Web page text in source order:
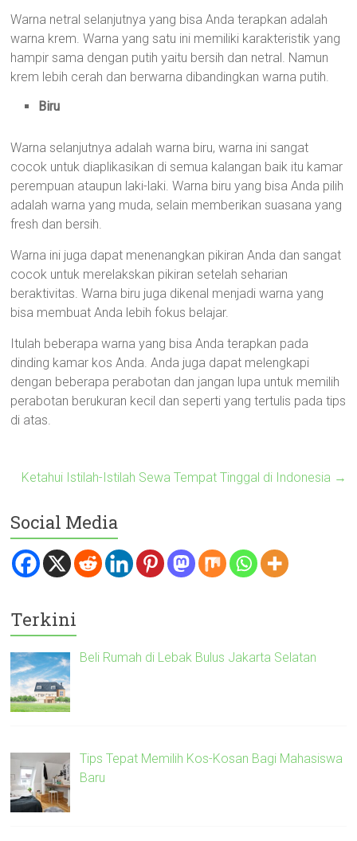
Warna netral selanjutnya yang bisa Anda terapkan adalah
warna krem. Warna yang satu ini memiliki karakteristik yang
hampir sama dengan putih yaitu bersih dan netral. Namun
krem lebih cerah dan berwarna dibandingkan warna putih.
Biru
Warna selanjutnya adalah warna biru, warna ini sangat
cocok untuk diaplikasikan di semua kalangan baik itu kamar
perempuan ataupun laki-laki. Warna biru yang bisa Anda pilih
adalah warna yang muda, selain memberikan suasana yang
fresh dan bersih.
Warna ini juga dapat menenangkan pikiran Anda dan sangat
cocok untuk merelakskan pikiran setelah seharian
beraktivitas. Warna biru juga dikenal menjadi warna yang
bisa membuat Anda lebih fokus belajar.
Itulah beberapa warna yang bisa Anda terapkan pada
dinding kamar kos Anda. Anda juga dapat melengkapi
dengan beberapa perabotan dan jangan lupa untuk memilih
perabotan berukuran kecil dan seperti yang tertulis pada tips
di atas.
Ketahui Istilah-Istilah Sewa Tempat Tinggal di Indonesia →
Social Media
Terkini
Beli Rumah di Lebak Bulus Jakarta Selatan
Tips Tepat Memilih Kos-Kosan Bagi Mahasiswa
Baru